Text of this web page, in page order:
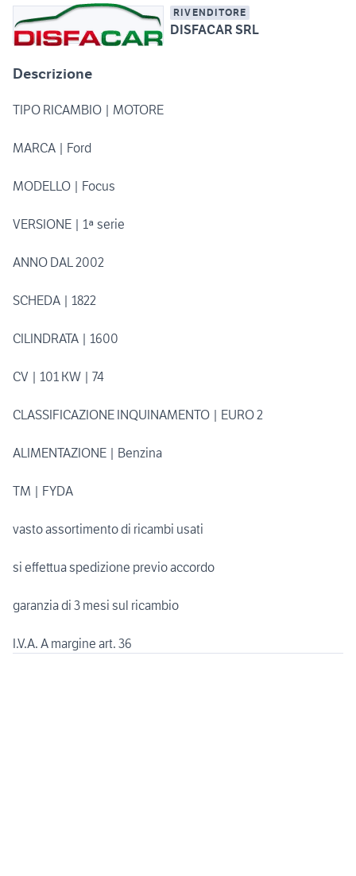
RIVENDITORE
DISFACAR SRL
Descrizione
TIPO RICAMBIO | MOTORE
MARCA | Ford
MODELLO | Focus
VERSIONE | 1ª serie
ANNO DAL 2002
SCHEDA | 1822
CILINDRATA | 1600
CV | 101 KW | 74
CLASSIFICAZIONE INQUINAMENTO | EURO 2
ALIMENTAZIONE | Benzina
TM | FYDA
vasto assortimento di ricambi usati
si effettua spedizione previo accordo
garanzia di 3 mesi sul ricambio
I.V.A. A margine art. 36